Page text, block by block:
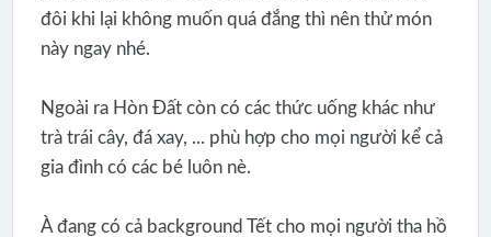
đôi khi lại không muốn quá đắng thì nên thử món
này ngay nhé.
Ngoài ra Hòn Đất còn có các thức uống khác như
trà trái cây, đá xay, ... phù hợp cho mọi người kể cả
gia đình có các bé luôn nè.
À đang có cả background Tết cho mọi người tha hồ